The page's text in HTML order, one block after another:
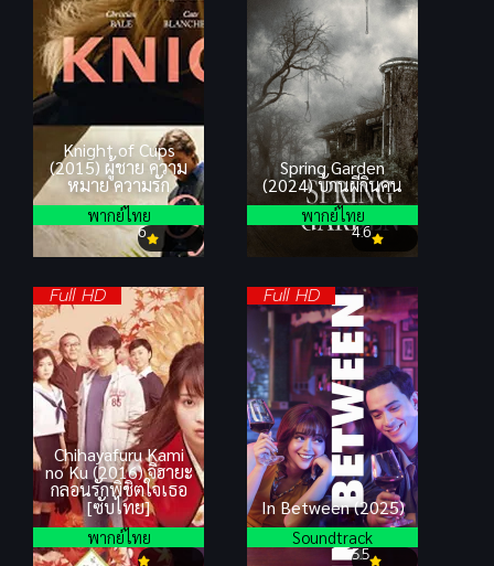
Knight of Cups
(2015) ผู้ชาย ความ
หมาย ความรัก
6
พากย์ไทย
Spring Garden
(2024) บ้านผีกินคน
4.6
พากย์ไทย
Full HD
Chihayafuru Kami
no Ku (2016) จิฮายะ
กลอนรักพิชิตใจเธอ
[ซับไทย]
พากย์ไทย
Full HD
In Between (2025)
5.5
Soundtrack